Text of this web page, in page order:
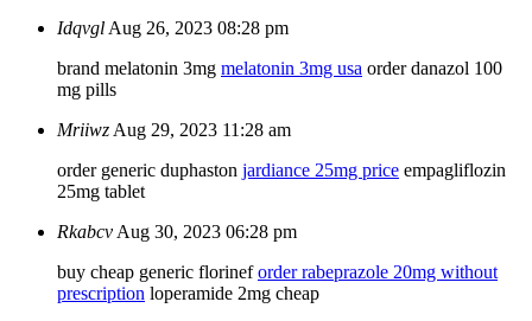
Idqvgl Aug 26, 2023 08:28 pm
brand melatonin 3mg melatonin 3mg usa order danazol 100
mg pills
Mriiwz Aug 29, 2023 11:28 am
order generic duphaston jardiance 25mg price empagliflozin
25mg tablet
Rkabcv Aug 30, 2023 06:28 pm
buy cheap generic florineforder rabeprazole 20mg without
prescription loperamide 2mg cheap